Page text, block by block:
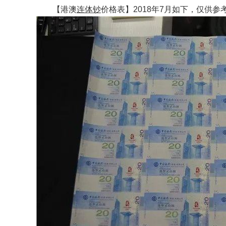
【港澳连体钞价格表】2018年7月如下，仅供参